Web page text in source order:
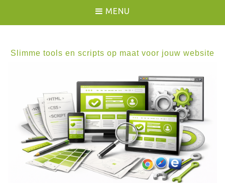
MENU
Slimme tools en scripts op maat voor jouw website